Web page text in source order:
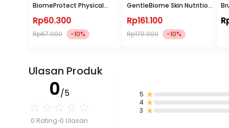
BiomeProtect Physical
Sunscreen
Rp60.300
Rp67.000 -10%
GentleBiome Skin Nutrition
Gel
Rp161.100
Rp179.000 -10%
Ulasan Produk
0/5
0 Rating 0 Ulasan
5
4
3